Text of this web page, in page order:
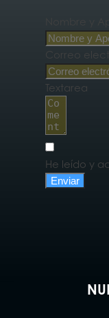
Correo
Textarea
He leído y
Enviar